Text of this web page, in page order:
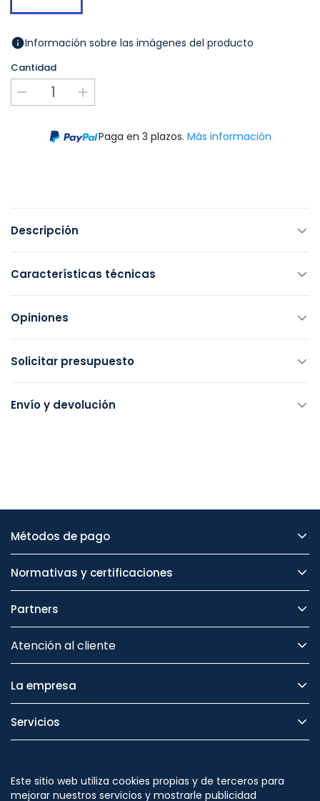
Información sobre las imágenes del producto
Cantidad
Paga en 3 plazos. Más información
Descripción
Características técnicas
Opiniones
Solicitar presupuesto
Envío y devolución
Métodos de pago
Normativas y certificaciones
Partners
Atención al cliente
La empresa
Servicios
Seguridad
Este sitio web utiliza cookies propias y de terceros para
mejorar nuestros servicios y mostrarle publicidad